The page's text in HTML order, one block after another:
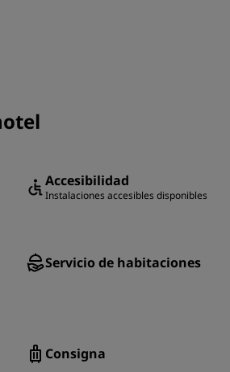
Accesibilidad
Instalaciones accesibles disponibles
Servicio de habitaciones
Consigna